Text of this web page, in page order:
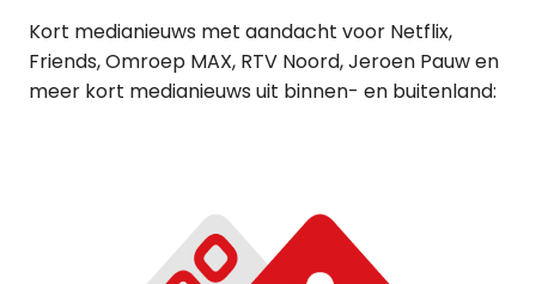
Kort medianieuws met aandacht voor Netflix,
Friends, Omroep MAX, RTV Noord, Jeroen Pauw en
meer kort medianieuws uit binnen- en buitenland: